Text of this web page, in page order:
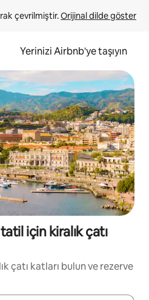
çevrilmiştir. Orijinal dilde göster
Yerinizi Airbnb'ye taşıyın
için kiralık çatı
çatı katları bulun ve rezerve